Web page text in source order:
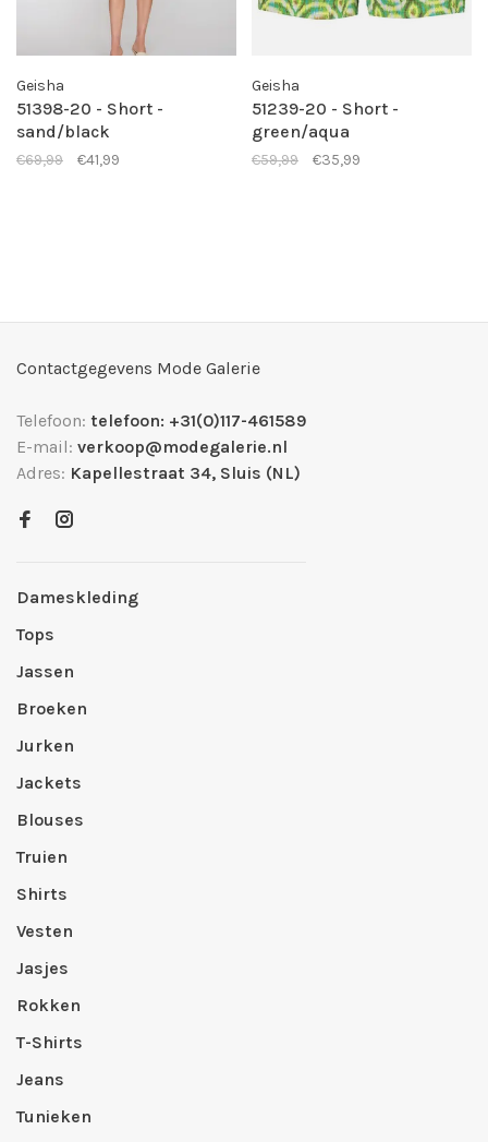
Geisha
51398-20 - Short -
sand/black
€69,99 €41,99
Geisha
51239-20 - Short -
green/aqua
€59,99 €35,99
Contactgegevens Mode Galerie
Telefoon: telefoon: +31(0)117-461589
E-mail: verkoop@modegalerie.nl
Adres: Kapellestraat 34, Sluis (NL)
Dameskleding
Tops
Jassen
Broeken
Jurken
Jackets
Blouses
Truien
Shirts
Vesten
Jasjes
Rokken
T-Shirts
Jeans
Tunieken